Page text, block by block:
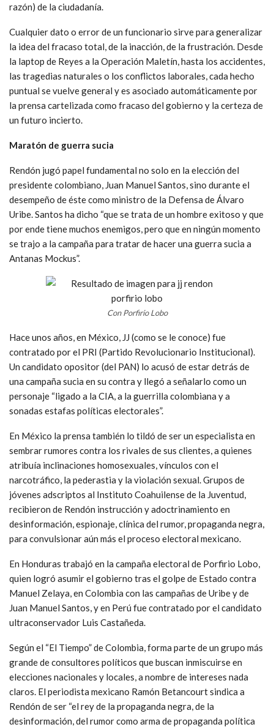
razón) de la ciudadanía.
Cualquier dato o error de un funcionario sirve para generalizar
la idea del fracaso total, de la inacción, de la frustración. Desde
la laptop de Reyes a la Operación Maletín, hasta los accidentes,
las tragedias naturales o los conflictos laborales, cada hecho
puntual se vuelve general y es asociado automáticamente por
la prensa cartelizada como fracaso del gobierno y la certeza de
un futuro incierto.
Maratón de guerra sucia
Rendón jugó papel fundamental no solo en la elección del
presidente colombiano, Juan Manuel Santos, sino durante el
desempeño de éste como ministro de la Defensa de Álvaro
Uribe. Santos ha dicho “que se trata de un hombre exitoso y que
por ende tiene muchos enemigos, pero que en ningún momento
se trajo a la campaña para tratar de hacer una guerra sucia a
Antanas Mockus”.
Con Porfirio Lobo
Hace unos años, en México, JJ (como se le conoce) fue
contratado por el PRI (Partido Revolucionario Institucional).
Un candidato opositor (del PAN) lo acusó de estar detrás de
una campaña sucia en su contra y llegó a señalarlo como un
personaje “ligado a la CIA, a la guerrilla colombiana y a
sonadas estafas políticas electorales”.
En México la prensa también lo tildó de ser un especialista en
sembrar rumores contra los rivales de sus clientes, a quienes
atribuía inclinaciones homosexuales, vínculos con el
narcotráfico, la pederastia y la violación sexual. Grupos de
jóvenes adscriptos al Instituto Coahuilense de la Juventud,
recibieron de Rendón instrucción y adoctrinamiento en
desinformación, espionaje, clínica del rumor, propaganda negra,
para convulsionar aún más el proceso electoral mexicano.
En Honduras trabajó en la campaña electoral de Porfirio Lobo,
quien logró asumir el gobierno tras el golpe de Estado contra
Manuel Zelaya, en Colombia con las campañas de Uribe y de
Juan Manuel Santos, y en Perú fue contratado por el candidato
ultraconservador Luis Castañeda.
Según el “El Tiempo” de Colombia, forma parte de un grupo más
grande de consultores políticos que buscan inmiscuirse en
elecciones nacionales y locales, a nombre de intereses nada
claros. El periodista mexicano Ramón Betancourt sindica a
Rendón de ser “el rey de la propaganda negra, de la
desinformación, del rumor como arma de propaganda política